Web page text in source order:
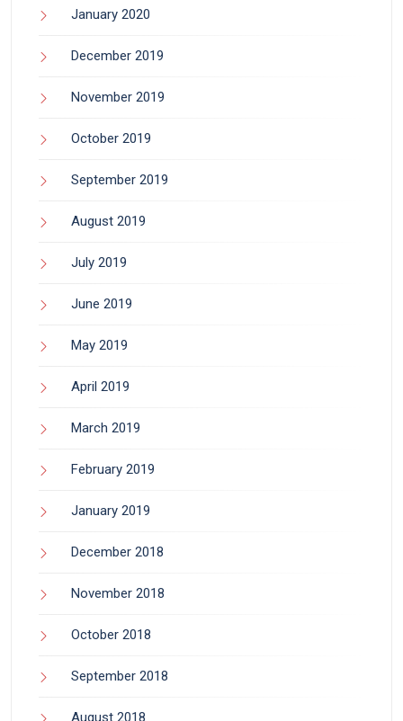
January 2020
December 2019
November 2019
October 2019
September 2019
August 2019
July 2019
June 2019
May 2019
April 2019
March 2019
February 2019
January 2019
December 2018
November 2018
October 2018
September 2018